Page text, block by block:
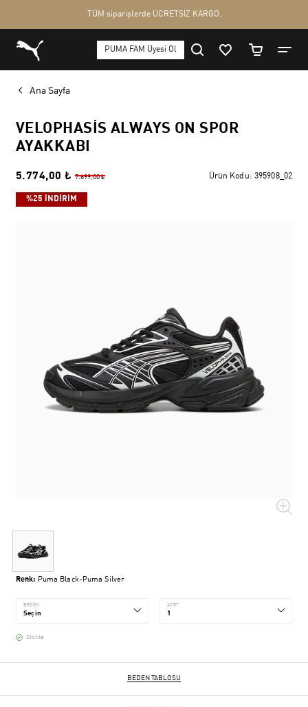
Ana Sayfa
VELOPHASIS ALWAYS ON SPOR
AYAKKABI
5.774,00 ₺ 7.699,00 ₺ Ürün Kodu: 395908_02
%25 İNDİRİM
Renk: Puma Black-Puma Silver
BEDEN ADET
Stokta
BEDEN TABLOSU